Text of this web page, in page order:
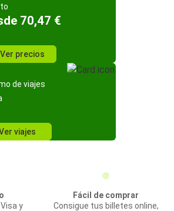
70,47 €
Ver precios
de viajes
viajes
y
Fácil de comprar
Consigue tus billetes online,